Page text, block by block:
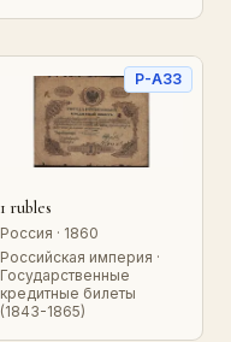
P-A33
1 rubles
Россия · 1860
Российская империя ·
Государственные
кредитные билеты
(1843-1865)